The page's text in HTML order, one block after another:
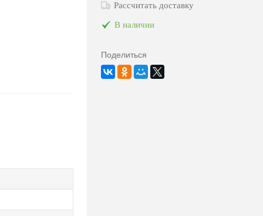
Рассчитать доставку
В наличии
Поделиться